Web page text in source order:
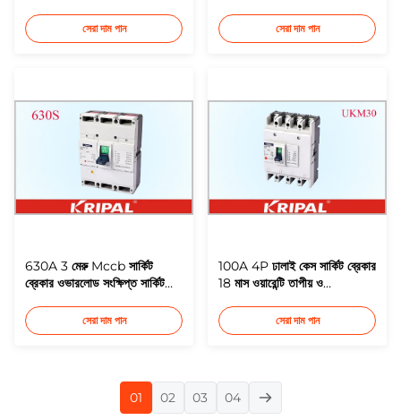
সেরা দাম পান সেরা দাম পান
630A 3 মেরু Mccb সার্কিট
ব্রেকার ওভারলোড সংক্ষিপ্ত সার্কিট
সেরা দাম পান
100A 4P ঢালাই কেস সার্কিট ব্রেকার
18 মাস ওয়ারেন্টি তাপীয় ও
সেরা দাম পান
01 02 03 04